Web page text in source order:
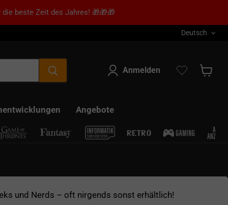
beste Zeit des Jahres! 🎁🎁🎁
Sprache
Deutsch
Anmelden
Angebote
und Nerds – oft nirgends sonst erhältlich!